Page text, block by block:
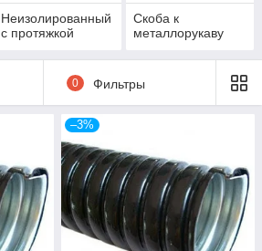
Неизолированный
с протяжкой
Скоба к
металлорукаву
0 Фильтры
–3%